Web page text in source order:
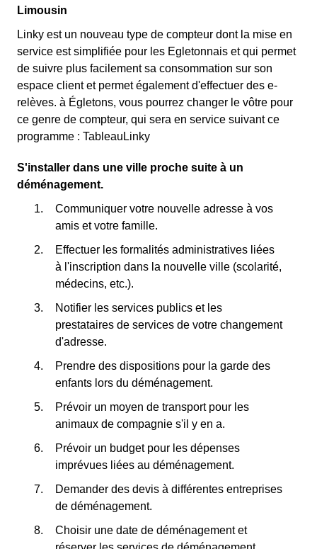
Limousin
Linky est un nouveau type de compteur dont la mise en
service est simplifiée pour les Egletonnais et qui permet
de suivre plus facilement sa consommation sur son
espace client et permet également d'effectuer des e-
relèves. à Égletons, vous pourrez changer le vôtre pour
ce genre de compteur, qui sera en service suivant ce
programme : TableauLinky
S'installer dans une ville proche suite à un
déménagement.
Communiquer votre nouvelle adresse à vos
amis et votre famille.
Effectuer les formalités administratives liées
à l'inscription dans la nouvelle ville (scolarité,
médecins, etc.).
Notifier les services publics et les
prestataires de services de votre changement
d'adresse.
Prendre des dispositions pour la garde des
enfants lors du déménagement.
Prévoir un moyen de transport pour les
animaux de compagnie s'il y en a.
Prévoir un budget pour les dépenses
imprévues liées au déménagement.
Demander des devis à différentes entreprises
de déménagement.
Choisir une date de déménagement et